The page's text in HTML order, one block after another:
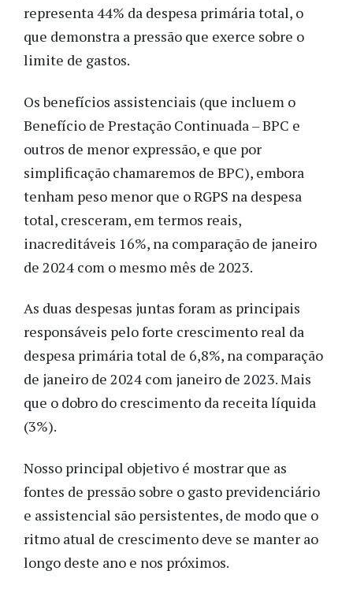
representa 44% da despesa primária total, o
que demonstra a pressão que exerce sobre o
limite de gastos.
Os benefícios assistenciais (que incluem o
Benefício de Prestação Continuada – BPC e
outros de menor expressão, e que por
simplificação chamaremos de BPC), embora
tenham peso menor que o RGPS na despesa
total, cresceram, em termos reais,
inacreditáveis 16%, na comparação de janeiro
de 2024 com o mesmo mês de 2023.
As duas despesas juntas foram as principais
responsáveis pelo forte crescimento real da
despesa primária total de 6,8%, na comparação
de janeiro de 2024 com janeiro de 2023. Mais
que o dobro do crescimento da receita líquida
(3%).
Nosso principal objetivo é mostrar que as
fontes de pressão sobre o gasto previdenciário
e assistencial são persistentes, de modo que o
ritmo atual de crescimento deve se manter ao
longo deste ano e nos próximos.